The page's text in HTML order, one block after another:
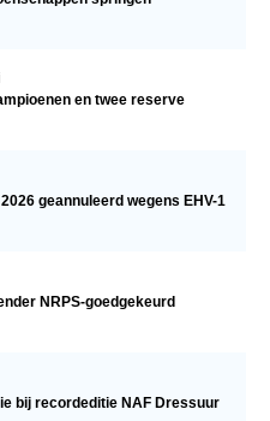
en twee reserve
geannuleerd wegens EHV-1
NRPS-goedgekeurd
bij recordeditie NAF Dressuur